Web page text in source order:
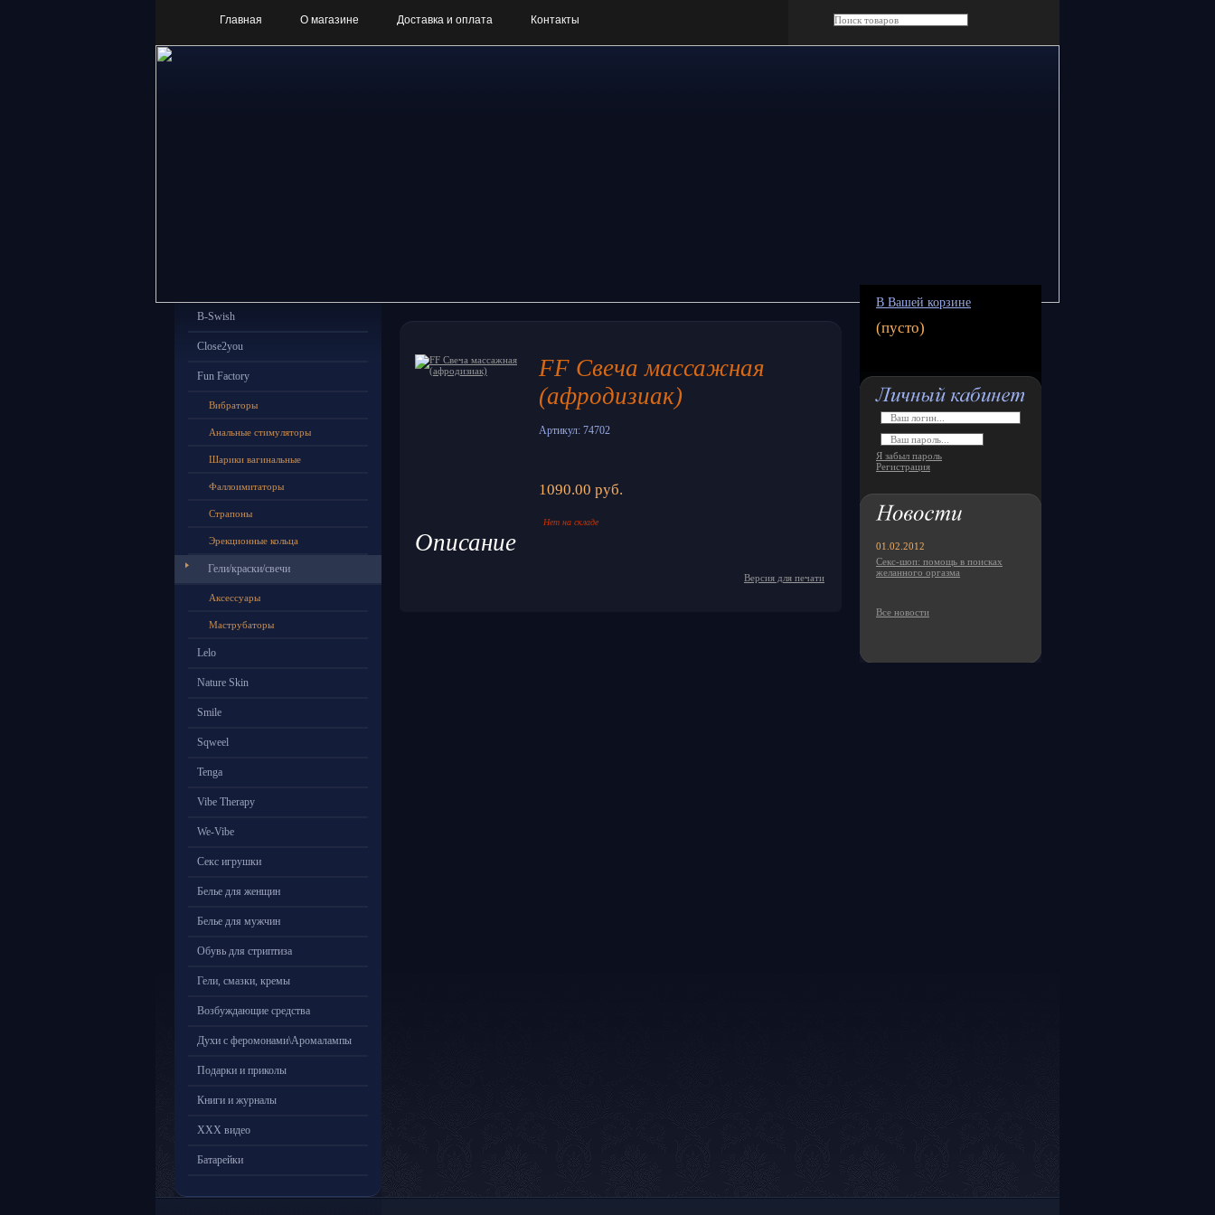
Главная О магазине Доставка и оплата Контакты
B-Swish
Close2you
Fun Factory
Вибраторы
Анальные стимуляторы
Шарики вагинальные
Фаллоимитаторы
Страпоны
Эрекционные кольца
Гели/краски/свечи
Аксессуары
Маструбаторы
Lelo
Nature Skin
Smile
Sqweel
Tenga
Vibe Therapy
We-Vibe
Секс игрушки
Белье для женщин
Белье для мужчин
Обувь для стриптиза
Гели, смазки, кремы
Возбуждающие средства
Духи с феромонами\Аромалампы
Подарки и приколы
Книги и журналы
ХХХ видео
Батарейки
FF Свеча массажная
(афродизиак)
Артикул: 74702
1090.00 руб.
Нет на складе
Описание
Версия для печати
В Вашей корзине
(пусто)
Я забыл пароль
Регистрация
01.02.2012
Секс-шоп: помощь в поисках
желанного оргазма
Все новости